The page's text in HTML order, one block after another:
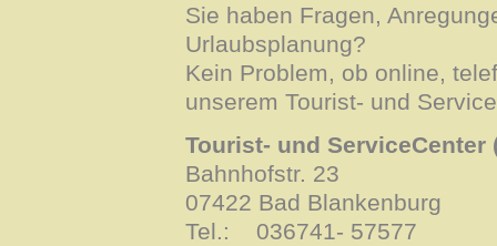
Sie haben Fragen,
Urlaubsplanung?
Kein Problem, ob online,
unserem Tourist- und
Tourist- und
Bahnhofstr. 23
07422 Bad Blankenburg
Tel.: 036741- 57577